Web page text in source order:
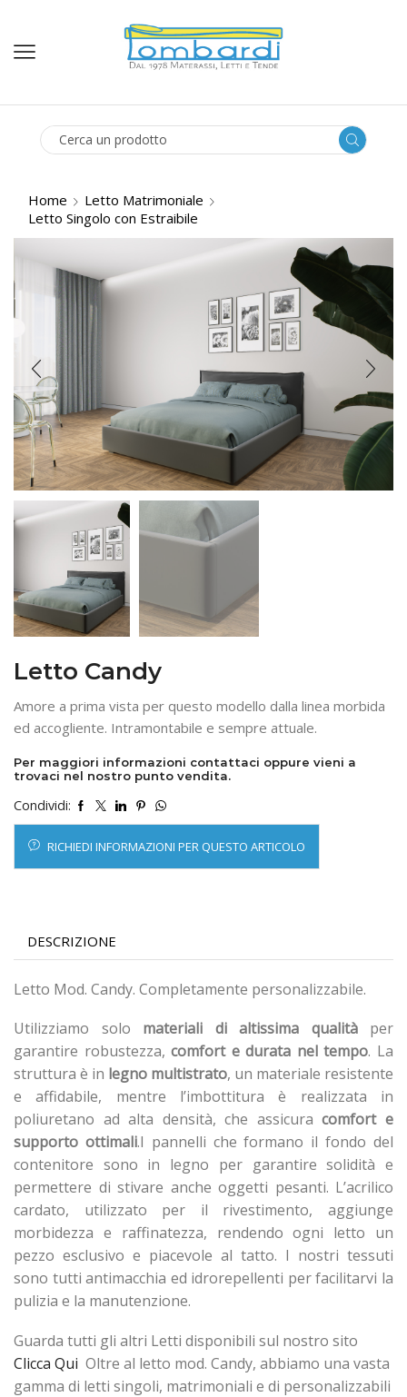
Home
Letto Matrimoniale
Letto Singolo con Estraibile
Letto Candy
Amore a prima vista per questo modello dalla linea morbida
ed accogliente. Intramontabile e sempre attuale.
Per maggiori informazioni contattaci oppure vieni a
trovaci nel nostro punto vendita.
Condividi:
RICHIEDI INFORMAZIONI PER QUESTO ARTICOLO
DESCRIZIONE
Letto Mod. Candy. Completamente personalizzabile.
Utilizziamo solo materiali di altissima qualitàper
garantire robustezza,comfort e durata nel tempo. La
struttura è in legno multistrato, un materiale resistente
e affidabile, mentre l’imbottitura è realizzata in
poliuretano ad alta densità, che assicuracomfort e
supporto ottimali.I pannelli che formano il fondo del
contenitore sono in legno per garantire solidità e
permettere di stivare anche oggetti pesanti. L’acrilico
cardato, utilizzato per il rivestimento, aggiunge
morbidezza e raffinatezza, rendendo ogni letto un
pezzo esclusivo e piacevole al tatto. I nostri tessuti
sono tutti antimacchia ed idrorepellenti per facilitarvi la
pulizia e la manutenzione.
Guarda tutti gli altri Letti disponibili sul nostro sito
Clicca Qui Oltre al letto mod. Candy, abbiamo una vasta
gamma di letti singoli, matrimoniali e di personalizzabili